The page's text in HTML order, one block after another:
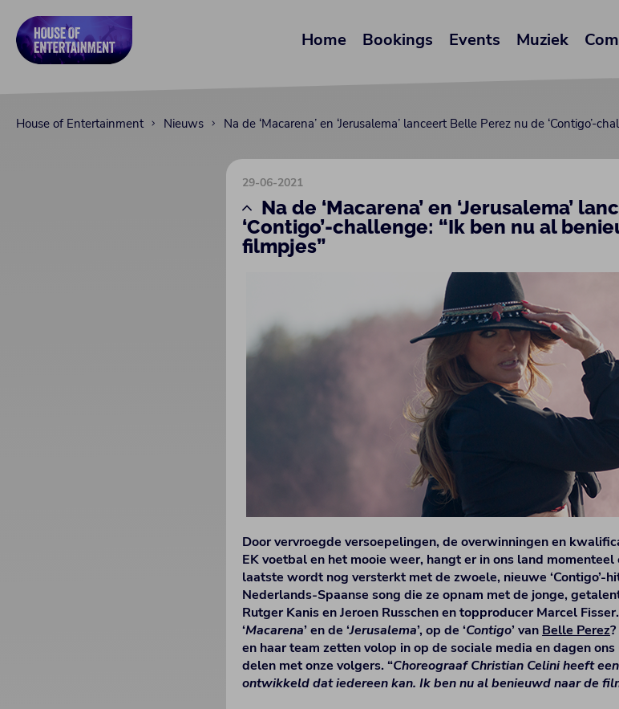
Home Bookings Events Muziek
House of Entertainment Nieuws Na de ‘Macarena’ en ‘Jerusalema’ lanceert Belle Perez nu de
29-06-2021
Na de ‘Macarena’ en ‘Jerusalema’
‘Contigo’-challenge: “Ik ben nu al
filmpjes”
Door vervroegde versoepelingen, de overwinningen en
EK voetbal en het mooie weer, hangt er in ons land
laatste wordt nog versterkt met de zwoele, nieuwe ‘Contigo’-
Nederlands-Spaanse song die ze opnam met de jonge,
Rutger Kanis en Jeroen Russchen en topproducer Marcel
‘Macarena’ en de ‘Jerusalema’, op de ‘Contigo’ van Belle Perez
en haar team zetten volop in op de sociale media en dagen
delen met onze volgers. “Choreograaf Christian Celini heeft
ontwikkeld dat iedereen kan. Ik ben nu al benieuwd naar de